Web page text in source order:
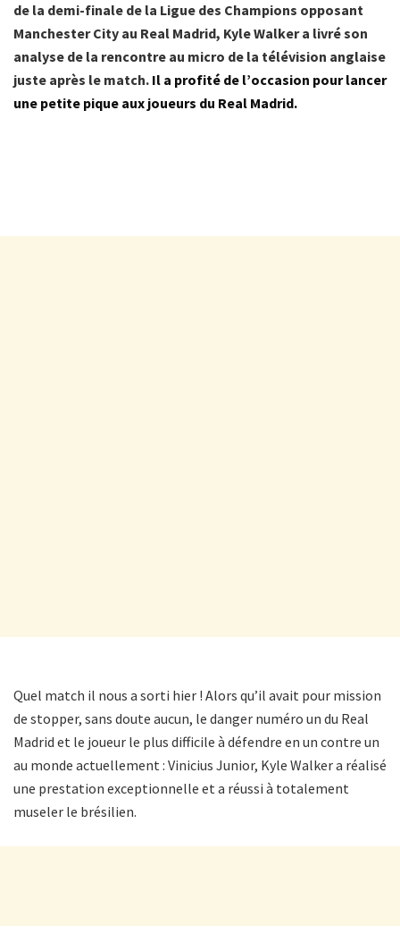
de la demi-finale de la Ligue des Champions opposant
Manchester City au Real Madrid, Kyle Walker a livré son
analyse de la rencontre au micro de la télévision anglaise
juste après le match. Il a profité de l’occasion pour lancer
une petite pique aux joueurs du Real Madrid.
Quel match il nous a sorti hier ! Alors qu’il avait pour mission
de stopper, sans doute aucun, le danger numéro un du Real
Madrid et le joueur le plus difficile à défendre en un contre un
au monde actuellement : Vinicius Junior, Kyle Walker a réalisé
une prestation exceptionnelle et a réussi à totalement
museler le brésilien.